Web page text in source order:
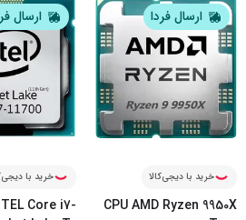
ارسال فردا
خرید با دیجی‌کالا
CPU AMD Ryzen 9950X
ارسال
خرید با
Core i7-